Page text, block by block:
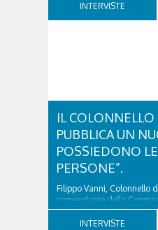
INTERVISTE
IL COLONNELLO
PUBBLICA UN
POSSIEDONO
PERSONE”.
Filippo Vanni, Colonnello
comandante della
d’Ampezzo sino al 2010,
nazionale ed europea, è
INTERVISTE